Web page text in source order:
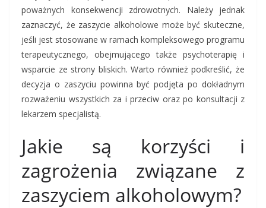
poważnych konsekwencji zdrowotnych. Należy jednak
zaznaczyć, że zaszycie alkoholowe może być skuteczne,
jeśli jest stosowane w ramach kompleksowego programu
terapeutycznego, obejmującego także psychoterapię i
wsparcie ze strony bliskich. Warto również podkreślić, że
decyzja o zaszyciu powinna być podjęta po dokładnym
rozważeniu wszystkich za i przeciw oraz po konsultacji z
lekarzem specjalistą.
Jakie są korzyści i
zagrożenia związane z
zaszyciem alkoholowym?